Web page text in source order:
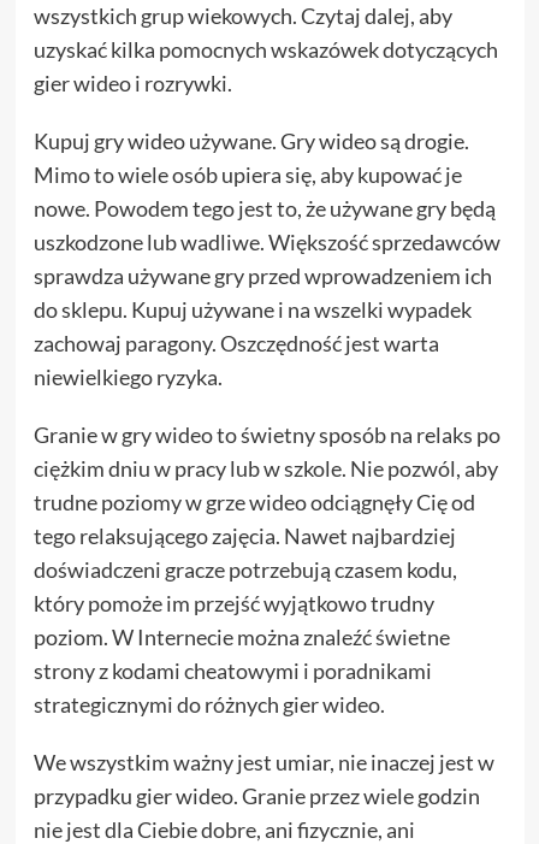
wszystkich grup wiekowych. Czytaj dalej, aby
uzyskać kilka pomocnych wskazówek dotyczących
gier wideo i rozrywki.
Kupuj gry wideo używane. Gry wideo są drogie.
Mimo to wiele osób upiera się, aby kupować je
nowe. Powodem tego jest to, że używane gry będą
uszkodzone lub wadliwe. Większość sprzedawców
sprawdza używane gry przed wprowadzeniem ich
do sklepu. Kupuj używane i na wszelki wypadek
zachowaj paragony. Oszczędność jest warta
niewielkiego ryzyka.
Granie w gry wideo to świetny sposób na relaks po
ciężkim dniu w pracy lub w szkole. Nie pozwól, aby
trudne poziomy w grze wideo odciągnęły Cię od
tego relaksującego zajęcia. Nawet najbardziej
doświadczeni gracze potrzebują czasem kodu,
który pomoże im przejść wyjątkowo trudny
poziom. W Internecie można znaleźć świetne
strony z kodami cheatowymi i poradnikami
strategicznymi do różnych gier wideo.
We wszystkim ważny jest umiar, nie inaczej jest w
przypadku gier wideo. Granie przez wiele godzin
nie jest dla Ciebie dobre, ani fizycznie, ani